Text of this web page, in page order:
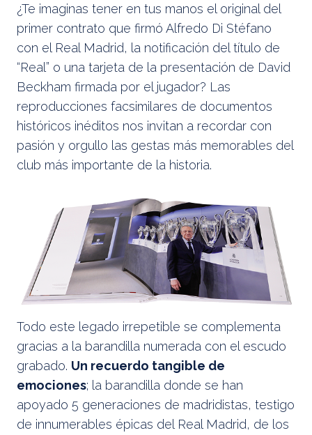
¿Te imaginas tener en tus manos el original del
primer contrato que firmó Alfredo Di Stéfano
con el Real Madrid, la notificación del título de
“Real” o una tarjeta de la presentación de David
Beckham firmada por el jugador? Las
reproducciones facsimilares de documentos
históricos inéditos nos invitan a recordar con
pasión y orgullo las gestas más memorables del
club más importante de la historia.
Todo este legado irrepetible se complementa
gracias a la barandilla numerada con el escudo
grabado. Un recuerdo tangible de
emociones; la barandilla donde se han
apoyado 5 generaciones de madridistas, testigo
de innumerables épicas del Real Madrid, de los